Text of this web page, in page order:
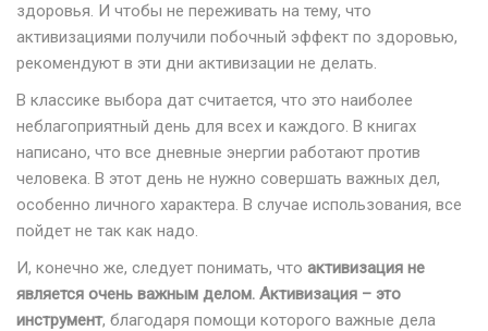
здоровья. И чтобы не переживать на тему, что
активизациями получили побочный эффект по здоровью,
рекомендуют в эти дни активизации не делать.
В классике выбора дат считается, что это наиболее
неблагоприятный день для всех и каждого. В книгах
написано, что все дневные энергии работают против
человека. В этот день не нужно совершать важных дел,
особенно личного характера. В случае использования, все
пойдет не так как надо.
И, конечно же, следует понимать, что активизация не
является очень важным делом. Активизация – это
инструмент, благодаря помощи которого важные дела